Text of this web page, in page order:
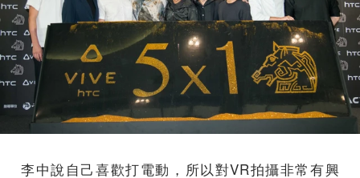
李中說自己喜歡打電動，所以對VR拍攝非常有興